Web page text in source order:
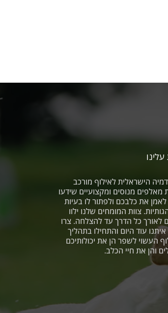
הישראלית לאילוף מורכב
מאלפים מנוסים ומקצועיים שידעו
לאמן את כלבכם ולפתור לו בעיות
צוות המומחים שלנו ילוו
לאורך כל הדרך עד להצלחה. צרו
עוד היום והתחילו בתהליך
העשוי לשפר הן את יכולותיכם
והן את חיי הכלב.